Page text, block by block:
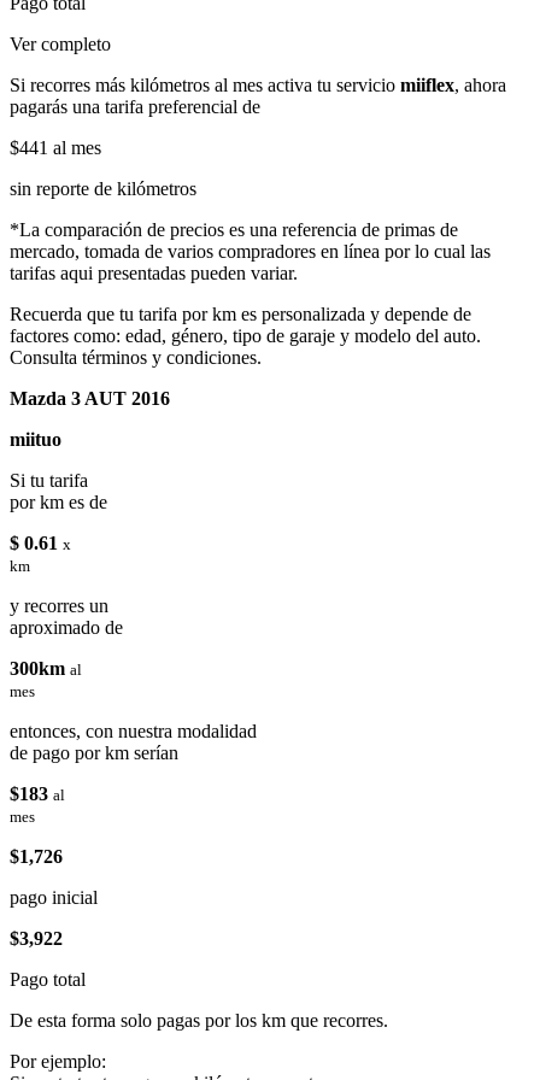
Ver completo
Si recorres más kilómetros al mes activa tu servicio miiflex, ahora
pagarás una tarifa preferencial de
$441 al mes
sin reporte de kilómetros
*La comparación de precios es una referencia de primas de
mercado, tomada de varios compradores en línea por lo cual las
tarifas aqui presentadas pueden variar.
Recuerda que tu tarifa por km es personalizada y depende de
factores como: edad, género, tipo de garaje y modelo del auto.
Consulta términos y condiciones.
Mazda 3 AUT 2016
miituo
Si tu tarifa
por km es de
$ 0.61 x
km
y recorres un
aproximado de
300km al
mes
entonces, con nuestra modalidad
de pago por km serían
$183 al
mes
$1,726
pago inicial
$3,922
Pago total
De esta forma solo pagas por los km que recorres.
Por ejemplo: